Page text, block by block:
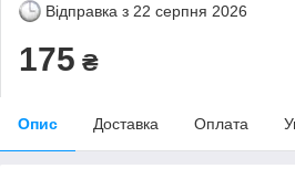
Відправка з 22 серпня 2026
175 ₴
Опис Доставка Оплата